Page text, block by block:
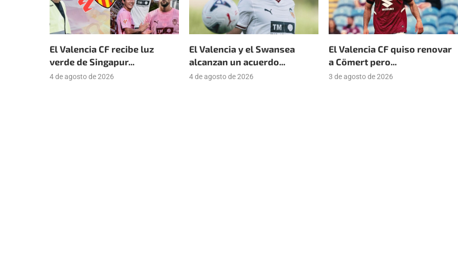
El Valencia CF recibe luz
verde de Singapur...
4 de agosto de 2026
El Valencia y el Swansea
alcanzan un acuerdo...
4 de agosto de 2026
El Valencia CF quiso renovar
a Cömert pero...
3 de agosto de 2026